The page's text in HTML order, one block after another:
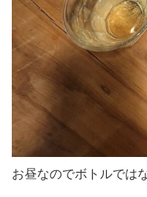
お昼なのでボトルでは